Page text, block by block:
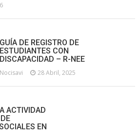
GUÍA DE REGISTRO DE
ESTUDIANTES CON
DISCAPACIDAD – R-NEE
Nocisavi 28 Abril, 2025
ACTIVIDAD
EN